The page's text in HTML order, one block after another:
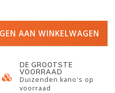
AAN WINKELWAGEN
DE GROOTSTE
VOORRAAD
Duizenden kano's op
voorraad